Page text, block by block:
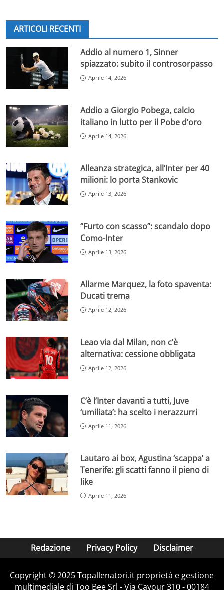
ARTICOLI RECENTI
Addio al numero 1, Sinner
spiazzato: subito il controsorpasso
Aprile 14, 2026
Addio a Giorgio Pobega, calcio
italiano in lutto per il Pobe d’oro
Aprile 14, 2026
Alleanza strategica, all’Inter per 40
milioni: lo porta Stankovic
Aprile 13, 2026
“Furto con scasso”: scandalo dopo
Como-Inter
Aprile 13, 2026
Allarme Marquez, la foto spaventa:
Ducati trema
Aprile 12, 2026
Leao via dal Milan, non c’è
alternativa: cessione obbligata
Aprile 12, 2026
C’è l’Inter davanti a tutti, Juve
‘umiliata’: ha scelto i nerazzurri
Aprile 11, 2026
Lautaro ai box, Agustina ‘scappa’ a
Tenerife: gli scatti fanno il pieno di
like
Aprile 11, 2026
Redazione Privacy Policy Disclaimer
Copyright © 2025 Topallenatori.it proprietà e gestione
multimediale di Too Bee Srl - Via Cavour 310 - 00184